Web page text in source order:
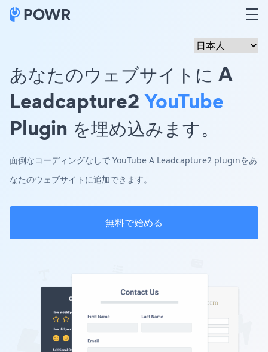
あなたのウェブサイトに A
Leadcapture2YouTube
Plugin を埋め込みます。
面倒なコーディングなしで YouTube A Leadcapture2 pluginをあ
なたのウェブサイトに追加できます。
無料で始める